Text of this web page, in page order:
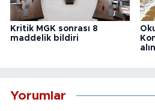
Kritik MGK sonrası 8
maddelik bildiri
Yorumlar